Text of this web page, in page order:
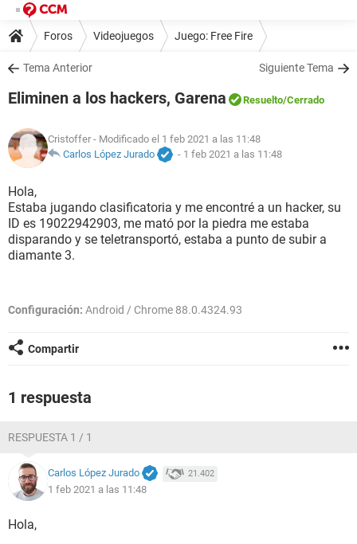
Foros Videojuegos Juego: Free Fire
Tema Anterior Siguiente Tema
Eliminen a los hackers, Garena Resuelto/Cerrado
Cristoffer - Modificado el 1 feb 2021 a las 11:48
Carlos López Jurado
- 1 feb 2021 a las 11:48
Hola,
Estaba jugando clasificatoria y me encontré a un hacker, su
ID es 19022942903, me mató por la piedra me estaba
disparando y se teletransportó, estaba a punto de subir a
diamante 3.
Configuración: Android / Chrome 88.0.4324.93
Compartir
1 respuesta
RESPUESTA 1 / 1
Carlos López Jurado 21.402
1 feb 2021 a las 11:48
Hola,